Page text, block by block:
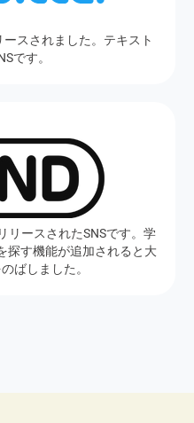
スされました。テキスト
です。
リースされたSNSです。学
探す機能が追加されると大
ばしました。